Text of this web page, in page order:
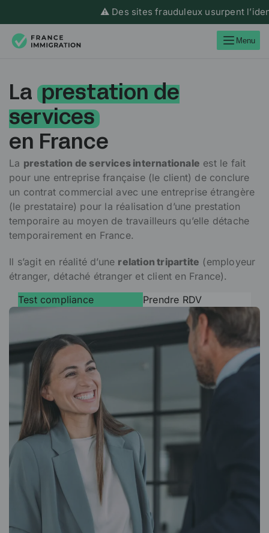
⚠️ Des sites frauduleux usurpent l’identité
Menu
La prestation de
services
en France
La prestation de services internationale est le fait
pour une entreprise française (le client) de conclure
un contrat commercial avec une entreprise étrangère
(le prestataire) pour la réalisation d’une prestation
temporaire au moyen de travailleurs qu’elle détache
temporairement en France.
Il s’agit en réalité d’une relation tripartite (employeur
étranger, détaché étranger et client en France).
Test compliance
Prendre RDV